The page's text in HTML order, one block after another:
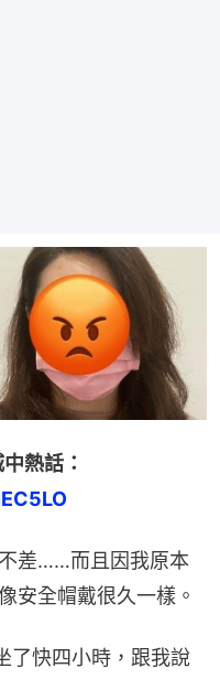
熱話：
差……而且因我原本
安全帽戴很久一樣。
了快四小時，跟我說